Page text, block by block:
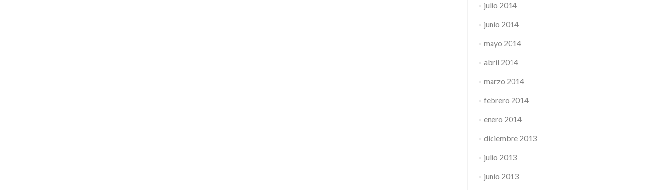
julio 2014
junio 2014
mayo 2014
abril 2014
marzo 2014
febrero 2014
enero 2014
diciembre 2013
julio 2013
junio 2013